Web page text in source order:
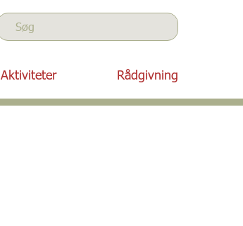
Søg
Søg
Aktiviteter Rådgivning